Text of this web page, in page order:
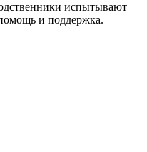
испытывают
и поддержка.